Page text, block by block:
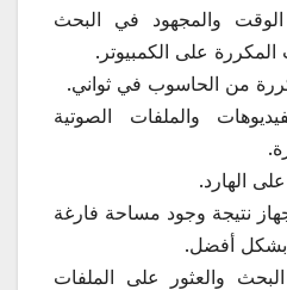
والمجهود في البحث
على الكمبيوتر.
من الحاسوب في ثواني.
والملفات الصوتية
الهارد.
نتيجة وجود مساحة فارغة
بشكل أفضل.
والعثور على الملفات